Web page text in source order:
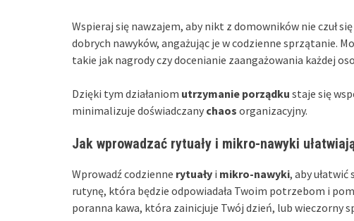
Wspieraj się nawzajem, aby nikt z domowników nie czuł
dobrych nawyków, angażując je w codzienne sprzątanie.
takie jak nagrody czy docenianie zaangażowania każdej
Dzięki tym działaniom utrzymanie porządku staje się
minimalizuje doświadczany chaos organizacyjny.
Jak wprowadzać rytuały i mikro-nawyki
Wprowadź codzienne rytuały i mikro-nawyki, aby
rutynę, która będzie odpowiadała Twoim potrzebom i
poranna kawa, która zainicjuje Twój dzień, lub wieczorny